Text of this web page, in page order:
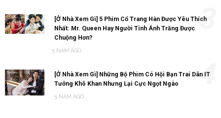
[Ở Nhà Xem Gì] 5 Phim Cổ Trang Hàn Được Yêu Thích
Nhất: Mr. Queen Hay Người Tình Ánh Trăng Được
Chuộng Hơn?
5 NĂM AGO
3
[Ở Nhà Xem Gì] Những Bộ Phim Có Hội Bạn Trai Dân IT
Tưởng Khô Khan Nhưng Lại Cực Ngọt Ngào
5 NĂM AGO
4